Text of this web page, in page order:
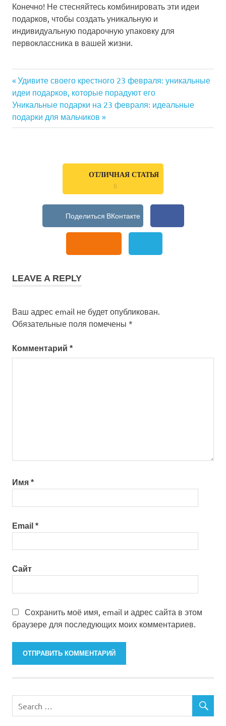
Конечно! Не стесняйтесь комбинировать эти идеи
подарков, чтобы создать уникальную и
индивидуальную подарочную упаковку для
первоклассника в вашей жизни.
Навигация
по
Previous
Post:
Удивите своего крестного 23 февраля: уникальные
идеи подарков, которые порадуют его
Next
Post:
Уникальные подарки на 23 февраля: идеальные
подарки для мальчиков
ОТЛИЧНАЯ СТАТЬЯ
0
LEAVE A REPLY
Ваш адрес email не будет опубликован.
Обязательные поля помечены *
Комментарий *
Имя *
Email *
Сайт
Сохранить моё имя, email и адрес сайта в этом
браузере для последующих моих комментариев.